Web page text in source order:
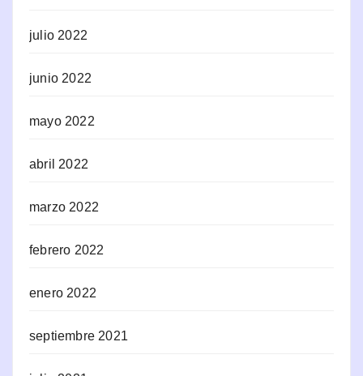
julio 2022
junio 2022
mayo 2022
abril 2022
marzo 2022
febrero 2022
enero 2022
septiembre 2021